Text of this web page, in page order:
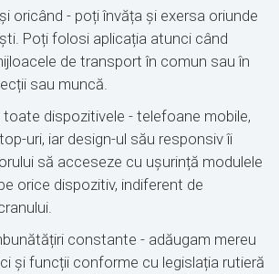
oricând - poți învăța și exersa oriunde
Poți folosi aplicația atunci când
de transport în comun sau în
sau muncă.
dispozitivele - telefoane mobile,
uri, iar design-ul său responsiv îi
să acceseze cu ușurință modulele
orice dispozitiv, indiferent de
constante - adăugam mereu
și funcții conforme cu legislația rutieră